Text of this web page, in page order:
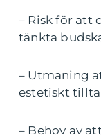
– Risk för att
tänkta
– Utmaning
estetiskt
– Behov av